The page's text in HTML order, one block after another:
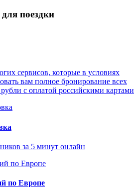
поездки
сервисов, которые в условиях
вам полное бронирование всех
с оплатой российскими картами
за 5 минут онлайн
по Европе